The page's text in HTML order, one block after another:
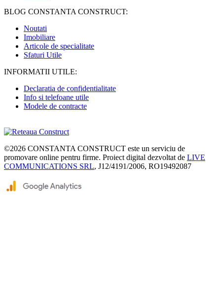
BLOG CONSTANTA CONSTRUCT:
Noutati
Imobiliare
Articole de specialitate
Sfaturi Utile
INFORMATII UTILE:
Declaratia de confidentialitate
Info si telefoane utile
Modele de contracte
©2026 CONSTANTA CONSTRUCT este un serviciu de
promovare online pentru firme. Proiect digital dezvoltat de LIVE
COMMUNICATIONS SRL, J12/4191/2006, RO19492087